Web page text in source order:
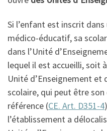
Si l’enfant est inscrit
médico-éducatif, sa
dans l’Unité
lequel il est accueilli, soit
Unité d’Enseignement
scolaire, qui peut être
référence (CE. Art. D351-4
l’établissement a